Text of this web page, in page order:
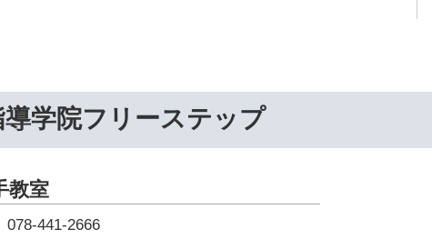
導学院フリーステップ
教室
078-441-2666